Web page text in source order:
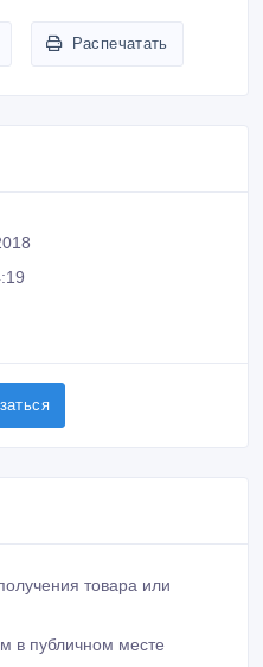
Распечатать
товара или
в публичном месте